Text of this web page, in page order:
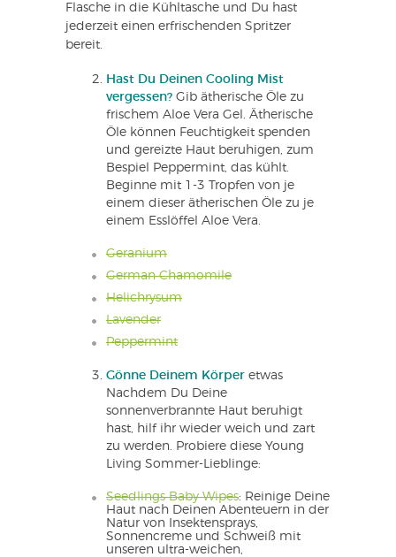
Flasche in die Kühltasche und Du hast
jederzeit einen erfrischenden Spritzer
bereit.
Hast Du Deinen Cooling Mist
vergessen? Gib ätherische Öle zu
frischem Aloe Vera Gel. Ätherische
Öle können Feuchtigkeit spenden
und gereizte Haut beruhigen, zum
Bespiel Peppermint, das kühlt.
Beginne mit 1-3 Tropfen von je
einem dieser ätherischen Öle zu je
einem Esslöffel Aloe Vera.
Geranium
German Chamomile
Helichrysum
Lavender
Peppermint
Gönne Deinem Körper etwas
Nachdem Du Deine
sonnenverbrannte Haut beruhigt
hast, hilf ihr wieder weich und zart
zu werden. Probiere diese Young
Living Sommer-Lieblinge:
Seedlings Baby Wipes: Reinige Deine
Haut nach Deinen Abenteuern in der
Natur von Insektensprays,
Sonnencreme und Schweiß mit
unseren ultra-weichen,